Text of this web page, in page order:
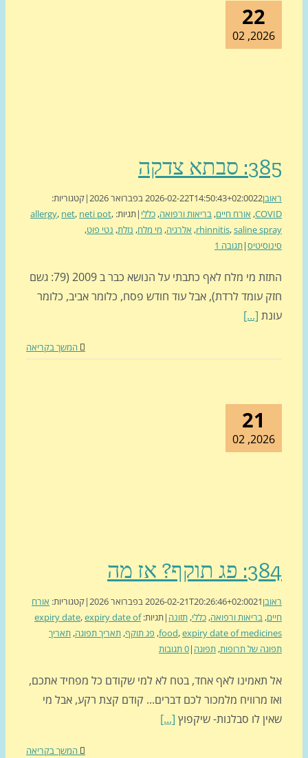
2026-02-22T14:50:43+02:00
|קטגוריות:
אורח חיים ,בריאות ורפואה,כללי|תגיות: allergy, net, neti pot,
rhinnitis,saline
,אלרגיה,מי מלח,נזלת ,נטי פוט,
|תגובה 1
התזת מי מלח לאף כתבתי על הנושא כבר ב 2009 (79: גשם
עומד לרדת), אבל עוד חודש פסח, כלומר אביב, כלומר
[...]
המשך בקריאה
2026-02-21T20:26:46+02:00
|קטגוריות:אורח
בריאות ורפואה,כללי,תזונה|תגיות: expiry date,expiry date of
food,expiry date of
,פג תוקף, תאריך תפוגה,תאריך
של תרופות,תפוגה|0 תגובות
תאמינו לאף אחד, בטח לא למי שקודם כל מפחיד אתכם,
מרוויח מלמכור לכם דברים... קודם קצת רקע, אבל מי
לו סבלנות- שיקפוץ[...]
המשך בקריאה